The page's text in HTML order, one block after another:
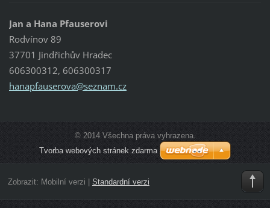
Jan a Hana Pfauserovi
Rodvínov 89
37701 Jindřichův Hradec
606300312, 606300317
hanapfauserova@seznam.cz
© 2014 Všechna práva vyhrazena.
Tvorba webových stránek zdarma
Zobrazit: Mobilní verzi Standardní verzi